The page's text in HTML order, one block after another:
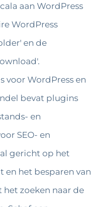
aan WordPress
WordPress
en de
voor WordPress en
bevat plugins
en
SEO- en
gericht op het
het besparen van
zoeken naar de